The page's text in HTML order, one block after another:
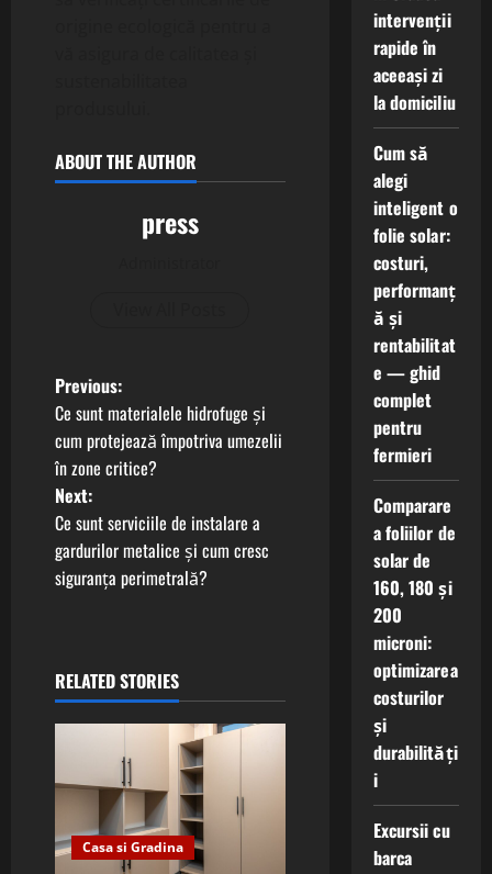
ABOUT THE AUTHOR
press
P
o
s
t
n
v
i
a
t
Previous:
Ce sunt materialele hidrofuge și
cum protejează împotriva umezelii
în zone critice?
Next:
Ce sunt serviciile de instalare a
gardurilor metalice și cum cresc
siguranța perimetrală?
RELATED STORIES
Casa si Gradina
intervenții
rapide în
aceeași zi
la domiciliu
Cum să
alegi
inteligent o
folie solar:
costuri,
performanț
ă și
rentabilitat
e — ghid
complet
pentru
fermieri
Comparare
a foliilor de
solar de
160, 180 și
200
microni:
optimizarea
costurilor
și
durabilități
i
Excursii cu
barca